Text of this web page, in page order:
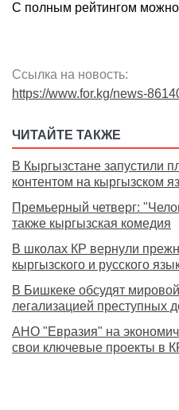
С полным рейтингом можно
Ссылка на новость:
https://www.for.kg/news-
ЧИТАЙТЕ ТАКЖЕ
В Кыргызстане запустили
контентом на кыргызском
Премьерный четверг:
также кыргызская комедия
В школах КР вернули
кыргызского и русского
В Бишкеке обсудят
легализацией преступных
АНО "Евразия" на
свои ключевые проекты в